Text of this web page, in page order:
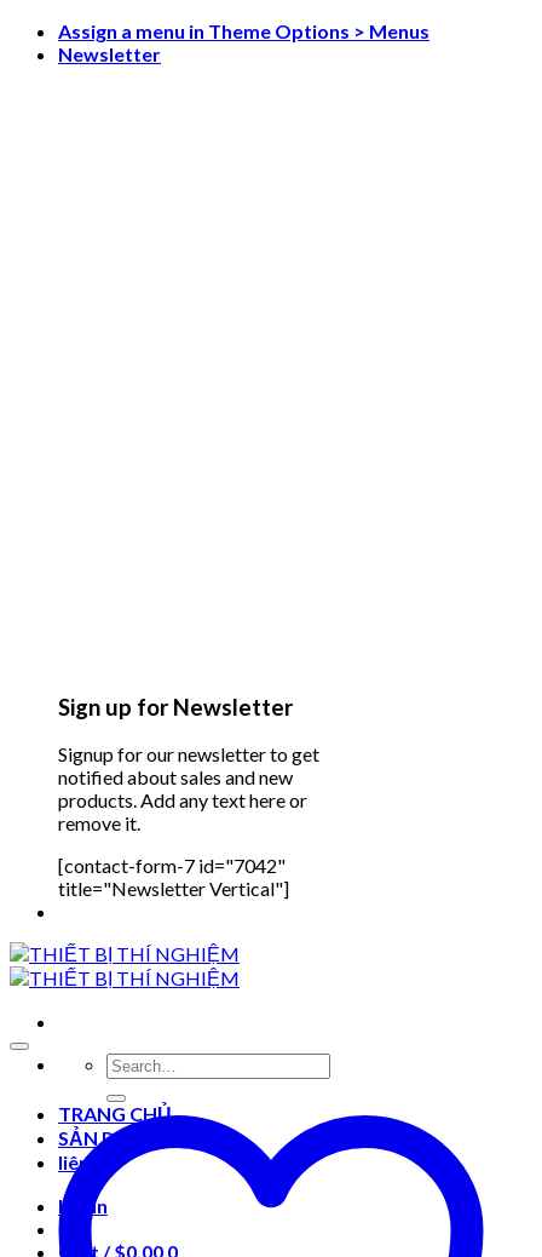
Skip
Assign a menu in Theme Options > Menus
Newsletter
Sign up for Newsletter
Signup for our newsletter to get
notified about sales and new
products. Add any text here or
remove it.
[contact-form-7 id="7042"
title="Newsletter Vertical"]
Search
for:
TRANG CHỦ
SẢN PHẨM
liên hệ
Login
Cart /$0.00 0